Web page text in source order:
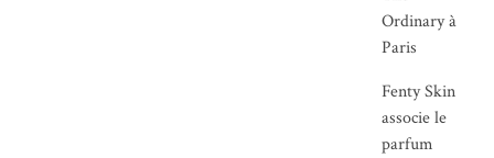
Ordinary à
Paris
Fenty Skin
associe le
parfum